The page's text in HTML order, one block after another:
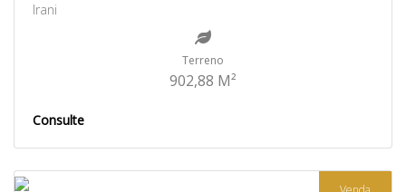
Irani
Terreno
902,88 M²
Consulte